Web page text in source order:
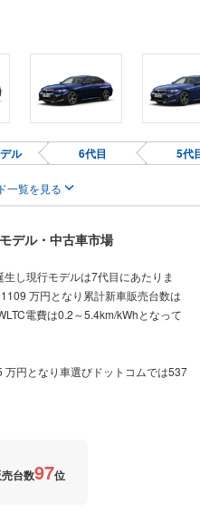
ル 6代目 5代
一覧を見る
デル・中古車市場
し現行モデルは7代目にあたりま
万円となり累計新車販売台数は
電費は0.2～5.4km/kWhとなって
円となり車選びドットコムでは537
台数97位